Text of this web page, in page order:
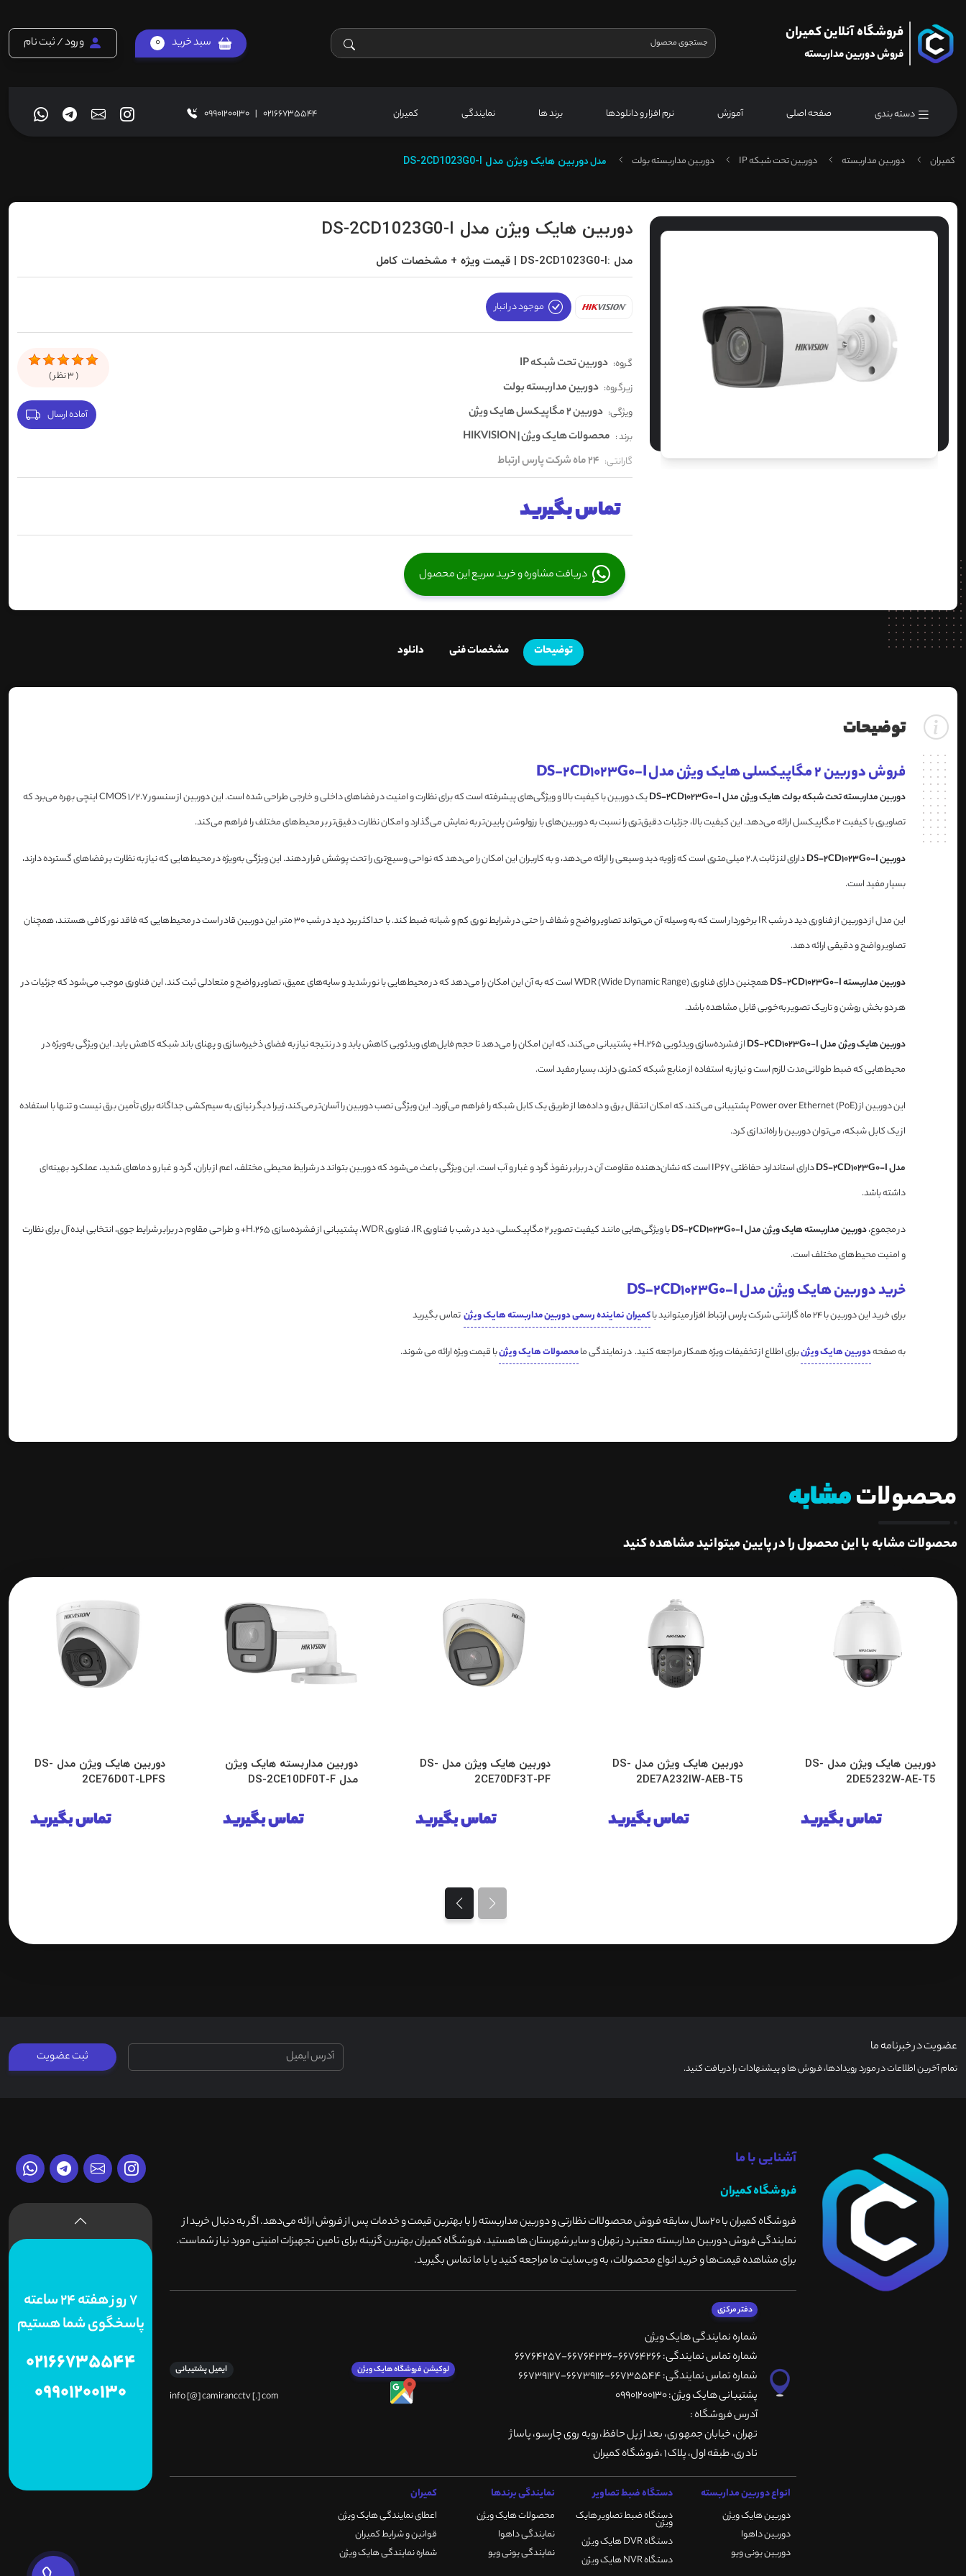
فروشگاه آنلاین کمیران
فروش دوربین مداربسته
سبد خرید 0 ورود / ثبت نام
دسته بندی صفحه اصلی آموزش نرم افزار و دانلودها برند ها نمایندگی کمیران 02166735544
|
09901200130
کمیران دوربین مداربسته دوربین تحت شبکه IP دوربین مداربسته بولت مدلدوربین هایک ویژن مدل DS-2CD1023G0-I
دوربین هایک ویژن مدل DS-2CD1023G0-I
مدل :DS-2CD1023G0-I | قیمت ویژه + مشخصات کامل
موجود در انبار
گروه: دوربین تحت شبکه IP
زیرگروه: دوربین مداربسته بولت
ویژگی: دوربین 2 مگاپیکسل هایک ویژن
برند : محصولات هایک ویژن | HIKVISION
گارانتی: 24 ماه شرکت پارس ارتباط
(
3نظر )
آماده ارسال
تماس بگیرید
دریافت مشاوره و خرید سریع این محصول
توضیحات مشخصات فنی دانلود
توضیحات
فروش دوربین 2 مگاپیکسلی هایک ویژن مدل DS-2CD1023G0-I
دوربین مداربسته تحت شبکه بولت هایک ویژن مدل DS-2CD1023G0-I
یک دوربین با کیفیت بالا و ویژگی‌های پیشرفته است که برای نظارت و امنیت در فضاهای داخلی و خارجی طراحی شده است. این دوربین از سنسور CMOS 1/2.7 اینچی بهره می‌برد که
تصاویری با کیفیت 2 مگاپیکسل ارائه می‌دهد. این کیفیت بالا، جزئیات دقیق‌تری را نسبت به دوربین‌های با رزولوشن پایین‌تر به نمایش می‌گذارد و امکان نظارت دقیق‌تر بر محیط‌های مختلف را فراهم می‌کند.
دوربین DS-2CD1023G0-I
دارای لنز ثابت 2.8 میلی‌متری است که زاویه دید وسیعی را ارائه می‌دهد، و به کاربران این امکان را می‌دهد که نواحی وسیع‌تری را تحت پوشش قرار دهند. این ویژگی به‌ویژه در محیط‌هایی که نیاز به نظارت بر فضاهای گسترده دارند،
بسیار مفید است.
این مدل از دوربین از فناوری دید در شب IR برخوردار است که به وسیله آن می‌تواند تصاویر واضح و شفاف را حتی در شرایط نوری کم و شبانه ضبط کند. با حداکثر برد دید در شب 30 متر، این دوربین قادر است در محیط‌هایی که فاقد نور کافی هستند، همچنان
تصاویر واضح و دقیقی ارائه دهد.
دوربین مداربسته DS-2CD1023G0-I
همچنین دارای فناوری WDR (Wide Dynamic Range) است که به آن این امکان را می‌دهد که در محیط‌هایی با نور شدید و سایه‌های عمیق، تصاویر واضح و متعادلی ثبت کند. این فناوری موجب می‌شود که جزئیات در
هر دو بخش روشن و تاریک تصویر به‌خوبی قابل مشاهده باشد.
دوربین هایک ویژن مدل DS-2CD1023G0-I
از فشرده‌سازی ویدئویی H.265+ پشتیبانی می‌کند، که این امکان را می‌دهد تا حجم فایل‌های ویدئویی کاهش یابد و در نتیجه نیاز به فضای ذخیره‌سازی و پهنای باند شبکه کاهش یابد. این ویژگی به‌ویژه در
محیط‌هایی که ضبط طولانی‌مدت لازم است و نیاز به استفاده از منابع شبکه کمتری دارند، بسیار مفید است.
این دوربین از Power over Ethernet (PoE) پشتیبانی می‌کند، که امکان انتقال برق و داده‌ها از طریق یک کابل شبکه را فراهم می‌آورد. این ویژگی نصب دوربین را آسان‌تر می‌کند، زیرا دیگر نیازی به سیم‌کشی جداگانه برای تأمین برق نیست و تنها با استفاده
از یک کابل شبکه، می‌توان دوربین را راه‌اندازی کرد.
مدل DS-2CD1023G0-I
دارای استاندارد حفاظتی IP67 است که نشان‌دهنده مقاومت آن در برابر نفوذ گرد و غبار و آب است. این ویژگی باعث می‌شود که دوربین بتواند در شرایط محیطی مختلف، اعم از باران، گرد و غبار و دماهای شدید، عملکرد بهینه‌ای
داشته باشد.
در مجموع،دوربین مداربسته هایک ویژن مدل DS-2CD1023G0-I
با ویژگی‌هایی مانند کیفیت تصویر 2 مگاپیکسلی، دید در شب با فناوری IR، فناوری WDR، پشتیبانی از فشرده‌سازی H.265+ و طراحی مقاوم در برابر شرایط جوی، انتخابی ایده‌آل برای نظارت
و امنیت محیط‌های مختلف است.
خرید دوربین هایک ویژن مدل DS-2CD1023G0-I
برای خرید این دوربین با 24 ماه گارانتی شرکت پارس ارتباط افزار میتوانید با کمیران نماینده رسمی دوربین مداربسته هایک ویژنتماس بگیرید
به صفحهدوربین هایک ویژنبرای اطلاع از تخفیفات ویژه همکار مراجعه کنید. در نمایندگی مامحصولات هایک ویژنبا قیمت ویژه ارائه می شوند.
محصولاتمشابه
محصولات مشابه با این محصول را در پایین میتوانید مشاهده کنید
دوربین هایک ویژن مدل DS-
2DE5232W-AE-T5
تماس بگیرید
دوربین هایک ویژن مدل DS-
2DE7A232IW-AEB-T5
تماس بگیرید
دوربین هایک ویژن مدل DS-
2CE70DF3T-PF
تماس بگیرید
دوربین مداربسته هایک ویژن
مدل DS-2CE10DF0T-F
تماس بگیرید
دوربین هایک ویژن مدل DS-
2CE76D0T-LPFS
تماس بگیرید
عضویت در خبرنامه ما
تمام آخرین اطلاعات در مورد رویدادها، فروش ها و پیشنهادات را دریافت کنید.
ثبت عضویت
آشنایی با ما
فروشگاه کمیران
فروشگاه کمیران با ۲۰سال سابقه فروش محصولاات نظارتی و دوربین مداربسته را با بهترین قیمت و خدمات پس از فروش ارائه می‌دهد. اگر به دنبال خرید از
نمایندگی فروش دوربین مداربسته معتبر در تهران و سایر شهرستان ها هستید، فروشگاه کمیران بهترین گزینه برای تامین تجهیزات امنیتی مورد نیاز شماست.
برای مشاهده قیمت‌ها و خرید انواع محصولات، به وب‌سایت ما مراجعه کنید یا با ما تماس بگیرید.
دفتر مرکزی
شماره نمایندگی هایک ویژن
شماره تماس نمایندگی: 66764266-66764236-66764257
شماره تماس نمایندگی: 66735544-66739116-66739127
پشتیبانی هایک ویژن: 09901200130
آدرس فروشگاه :
تهران، خيابان جمهوری، بعد از پل حافظ،روبه روی چارسو، پاساژ
نادری، طبقه اول، پلاک 1 ،فروشگاه کمیران
لوکیشن فروشگاه هایک ویژن ایمیل پشتیبانی
info [@] camirancctv [.] com
انواع دوربین مداربسته
دوربین هایک ویژن
دوربین داهوا
دوربین یونی ویو
دستگاه ضبط تصاویر
دستگاه ضبط تصاویر هایک
ویژن
دستگاه DVR هایک ویژن
دستگاه NVR هایک ویژن
نمایندگی برندها
محصولات هایک ویژن
نمایندگی داهوا
نمایندگی یونی ویو
کمیران
اعطای نمایندگی هایک ویژن
قوانین و شرایط کمیران
شماره نمایندگی هایک ویژن
7 روز هفته 24 ساعته
پاسخگوی شما هستیم
02166735544
09901200130